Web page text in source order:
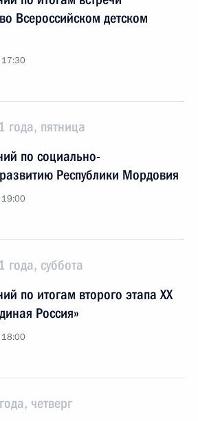
Всероссийском детском
17:30
года, пятница
по социально-
Республики Мордовия
19:00
года, суббота
по итогам второго этапа XX
Россия»
18:00
четверг